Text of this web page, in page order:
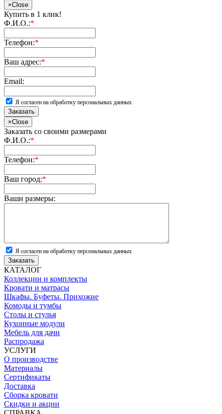
×Close
Купить в 1 клик!
Ф.И.О.:*
Телефон:*
Ваш адрес:*
Email:
Я согласен на обработку персональных данных
Заказать
×Close
Заказать со своими размерами
Ф.И.О.:*
Телефон:*
Ваш город:*
Ваши размеры:
Я согласен на обработку персональных данных
Заказать
КАТАЛОГ
Коллекции и комплекты
Кровати и матрасы
Шкафы. Буфеты. Прихожие
Комоды и тумбы
Столы и стулья
Кухонные модули
Мебель для дачи
Распродажа
УСЛУГИ
О производстве
Материалы
Сертификаты
Доставка
Сборка кровати
Скидки и акции